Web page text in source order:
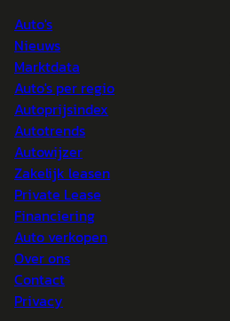
Auto's
Nieuws
Marktdata
Auto's per regio
Autoprijsindex
Autotrends
Autowijzer
Zakelijk leasen
Private Lease
Financiering
Auto verkopen
Over ons
Contact
Privacy